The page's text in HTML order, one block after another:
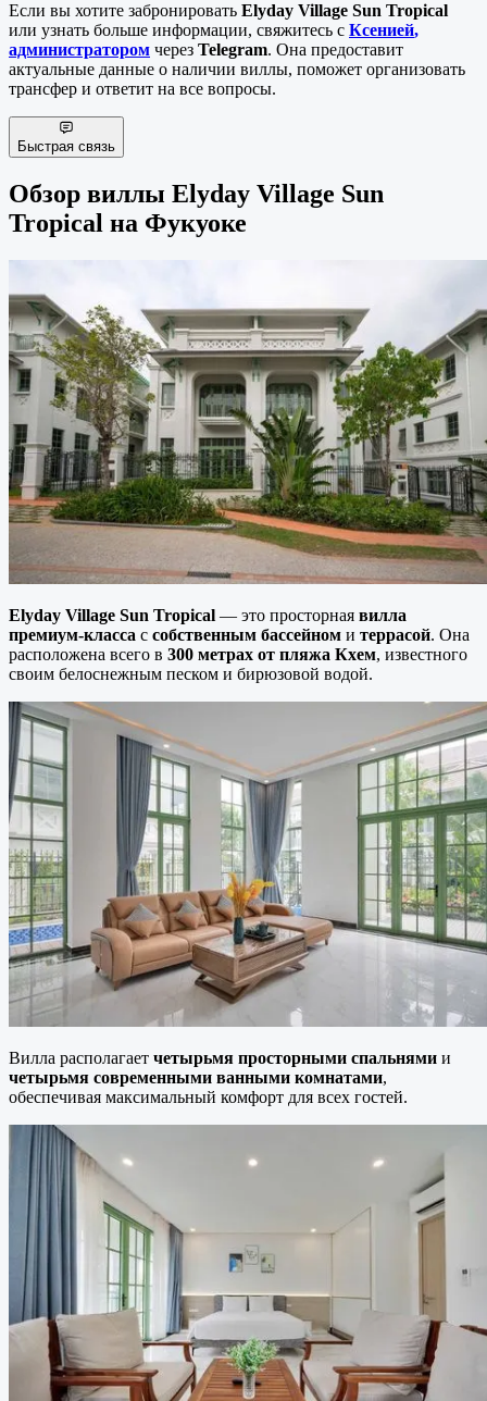
Если вы хотите забронировать Elyday Village Sun Tropical
или узнать больше информации, свяжитесь с Ксенией,
администратором через Telegram. Она предоставит
актуальные данные о наличии виллы, поможет организовать
трансфер и ответит на все вопросы.
Быстрая связь
Обзор виллы Elyday Village Sun
Tropical на Фукуоке
Elyday Village Sun Tropical — это просторная вилла
премиум-класса с собственным бассейном и террасой. Она
расположена всего в 300 метрах от пляжа Кхем, известного
своим белоснежным песком и бирюзовой водой.
Вилла располагает четырьмя просторными спальнями и
четырьмя современными ванными комнатами,
обеспечивая максимальный комфорт для всех гостей.